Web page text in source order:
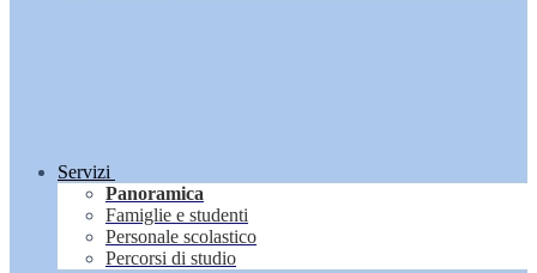
Servizi
Panoramica
Famiglie e studenti
Personale scolastico
Percorsi di studio